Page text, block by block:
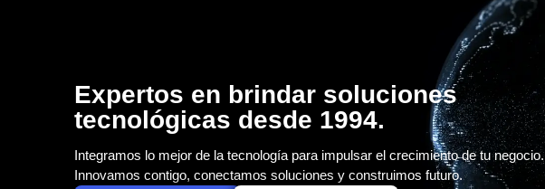
Expertos en brindar soluciones
tecnológicas desde 1994.
Integramos lo mejor de la tecnología para impulsar el crecimiento de tu negocio.
Innovamos contigo, conectamos soluciones y construimos futuro.